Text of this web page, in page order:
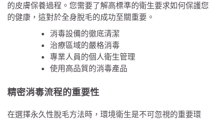
的皮膚保養過程。您需要了解高標準的衛生要求如何保護您
的健康，這對於全身脫毛的成功至關重要。
消毒設備的徹底清潔
治療區域的嚴格消毒
專業人員的個人衛生管理
使用高品質的消毒產品
精密消毒流程的重要性
在選擇永久性脫毛方法時，環境衛生是不可忽視的重要環